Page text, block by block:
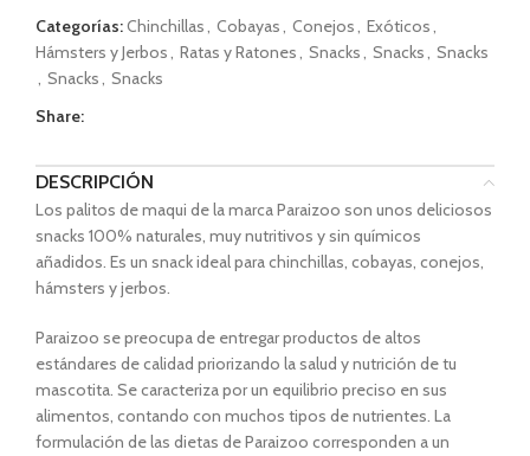
Categorías:Chinchillas, Cobayas, Conejos, Exóticos,
Hámsters y Jerbos, Ratas y Ratones, Snacks, Snacks, Snacks
, Snacks, Snacks
Share:
DESCRIPCIÓN
Los palitos de maqui de la marca Paraizoo son unos deliciosos
snacks 100% naturales, muy nutritivos y sin químicos
añadidos. Es un snack ideal para chinchillas, cobayas, conejos,
hámsters y jerbos.
Paraizoo se preocupa de entregar productos de altos
estándares de calidad priorizando la salud y nutrición de tu
mascotita. Se caracteriza por un equilibrio preciso en sus
alimentos, contando con muchos tipos de nutrientes. La
formulación de las dietas deParaizoo corresponden a un